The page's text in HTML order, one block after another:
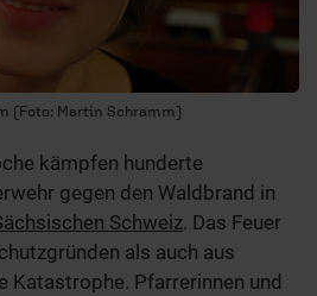
(Foto: Martin Schramm)
kämpfen hunderte
gegen den Waldbrand in
Schweiz. Das Feuer
als auch aus
Katastrophe. Pfarrerinnen und